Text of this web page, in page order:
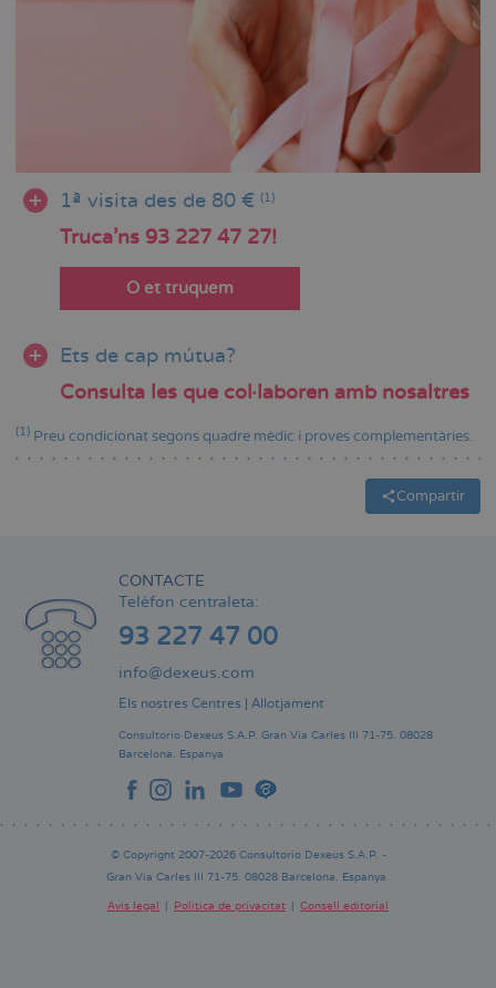
1ª visita des de 80 € (1)
Truca'ns 93 227 47 27!
O et truquem
Ets de cap mútua?
Consulta les que col·laboren amb nosaltres
(1) Preu condicionat segons quadre mèdic i proves complementàries.
Compartir
CONTACTE
Telèfon centraleta:
93 227 47 00
info@dexeus.com
Els nostres Centres Allotjament
Consultorio Dexeus S.A.P. Gran Via Carles III 71-75. 08028
Barcelona. Espanya
© Copyright 2007-2026 Consultorio Dexeus S.A.P. -
Gran Via Carles III 71-75. 08028 Barcelona. Espanya.
Avís legal Política de privacitat Consell editorial